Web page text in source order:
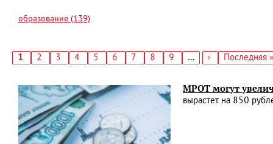
образование (139)
Текущая
1 Страница
2 Страница
3 Страница
4 Страница
5 Страница
6 Страница
7 Страница
8 Страница
9 …
Следующая
›
Последняя
Последняя »
МРОТ могут
вырастет на 850